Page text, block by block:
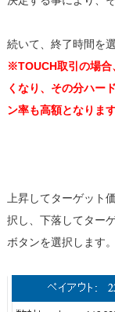
続いて、終了時間を
※TOUCH取引の場合
くなり、その分ハー
ン率も高額となります
上昇してターゲット
択し、下落してター
ボタンを選択します。